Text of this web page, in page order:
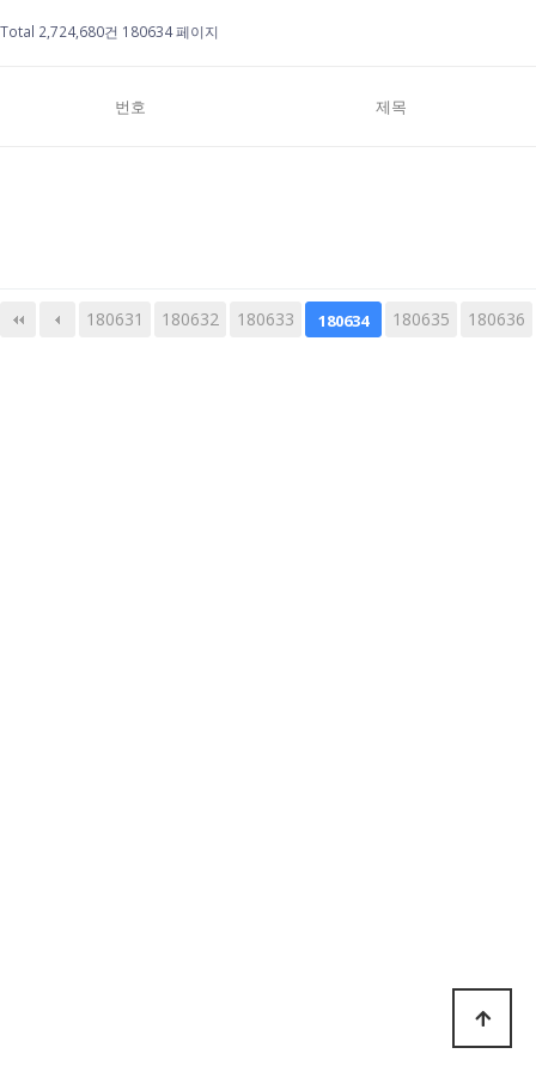
Total 2,724,680건 180634 페이지
번호 제목
180631 180632 180633 180634 180635 180636
다음 맨끝